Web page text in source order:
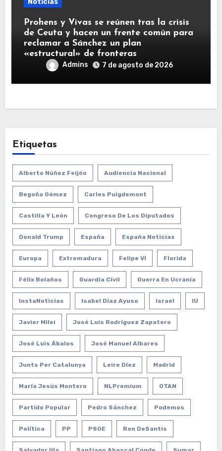
Noticias
Prohens y Vivas se reúnen tras la crisis
de Ceuta y hacen un frente común para
reclamar a Sánchez un plan
«estructural» de fronteras
Admins 7 de agosto de 2026
Etiquetas
Alberto Núñez Feijóo Audiencia Nacional
Begoña Gómez Carles Puigdemont
Castilla Y León Congreso De Los Diputados
Donald Trump España España Noticias
Europa Extremadura Felipe VI Florida
Félix Bolaños Guardia Civil Guerra En Ucrania
InstaNoticias Isabel Díaz Ayuso Israel IU
Javier Milei José Luis Rodríguez Zapatero
José Luis Ábalos José Manuel Albares
Junts Per Catalunya Leire Díez Madrid
María Jesús Montero NLPremium OTAN
Partido Popular Pedro Sánchez Podemos
Política PP PSOE Ron DeSantis